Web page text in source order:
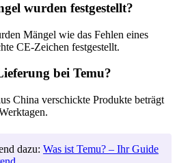
wurden festgestellt?
Mängel wie das Fehlen eines
CE-Zeichen festgestellt.
bei Temu?
China verschickte Produkte beträgt
dazu: Was ist Temu? – Ihr Guide